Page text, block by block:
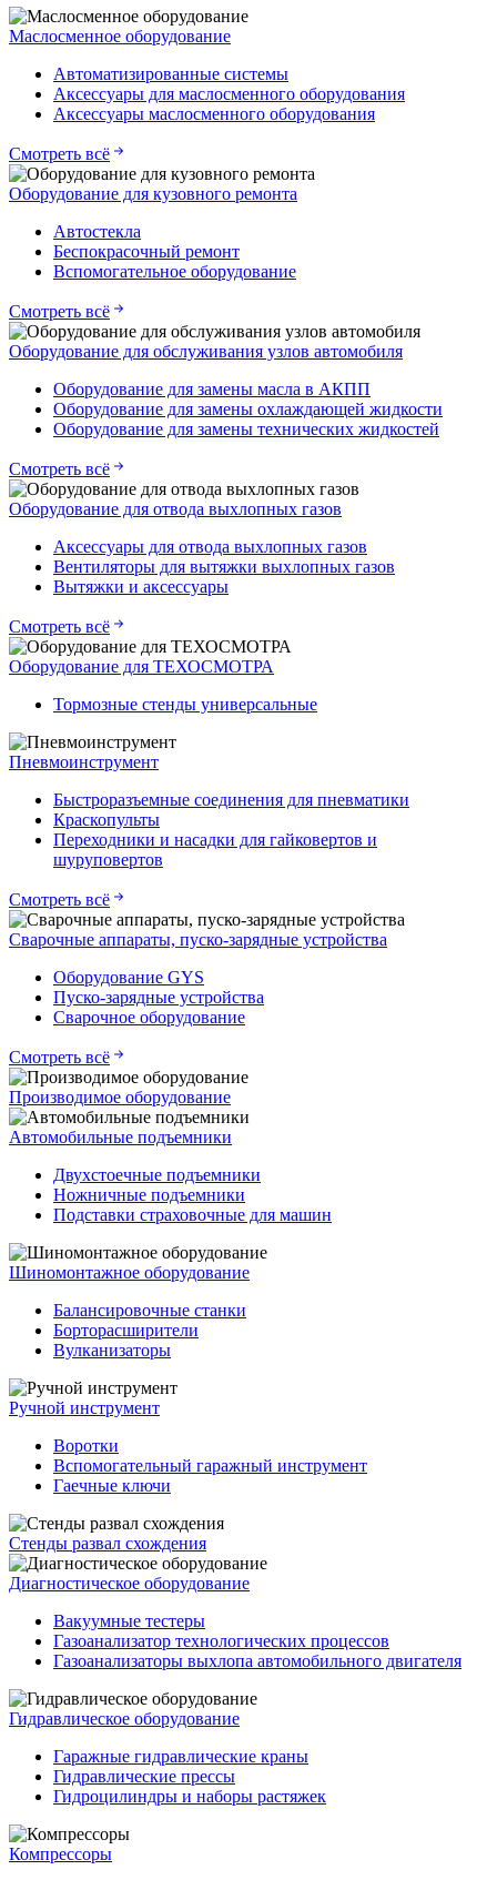
Маслосменное оборудование
Автоматизированные системы
Аксессуары для маслосменного оборудования
Аксессуары маслосменного оборудования
Смотреть всё
Оборудование для кузовного ремонта
Автостекла
Беспокрасочный ремонт
Вспомогательное оборудование
Смотреть всё
Оборудование для обслуживания узлов автомобиля
Оборудование для замены масла в АКПП
Оборудование для замены охлаждающей жидкости
Оборудование для замены технических жидкостей
Смотреть всё
Оборудование для отвода выхлопных газов
Аксессуары для отвода выхлопных газов
Вентиляторы для вытяжки выхлопных газов
Вытяжки и аксессуары
Смотреть всё
Оборудование для ТЕХОСМОТРА
Тормозные стенды универсальные
Пневмоинструмент
Быстроразъемные соединения для пневматики
Краскопульты
Переходники и насадки для гайковертов и
шуруповертов
Смотреть всё
Сварочные аппараты, пуско-зарядные устройства
Оборудование GYS
Пуско-зарядные устройства
Сварочное оборудование
Смотреть всё
Производимое оборудование
Автомобильные подъемники
Двухстоечные подъемники
Ножничные подъемники
Подставки страховочные для машин
Шиномонтажное оборудование
Балансировочные станки
Борторасширители
Вулканизаторы
Ручной инструмент
Воротки
Вспомогательный гаражный инструмент
Гаечные ключи
Стенды развал схождения
Диагностическое оборудование
Вакуумные тестеры
Газоанализатор технологических процессов
Газоанализаторы выхлопа автомобильного двигателя
Гидравлическое оборудование
Гаражные гидравлические краны
Гидравлические прессы
Гидроцилиндры и наборы растяжек
Компрессоры